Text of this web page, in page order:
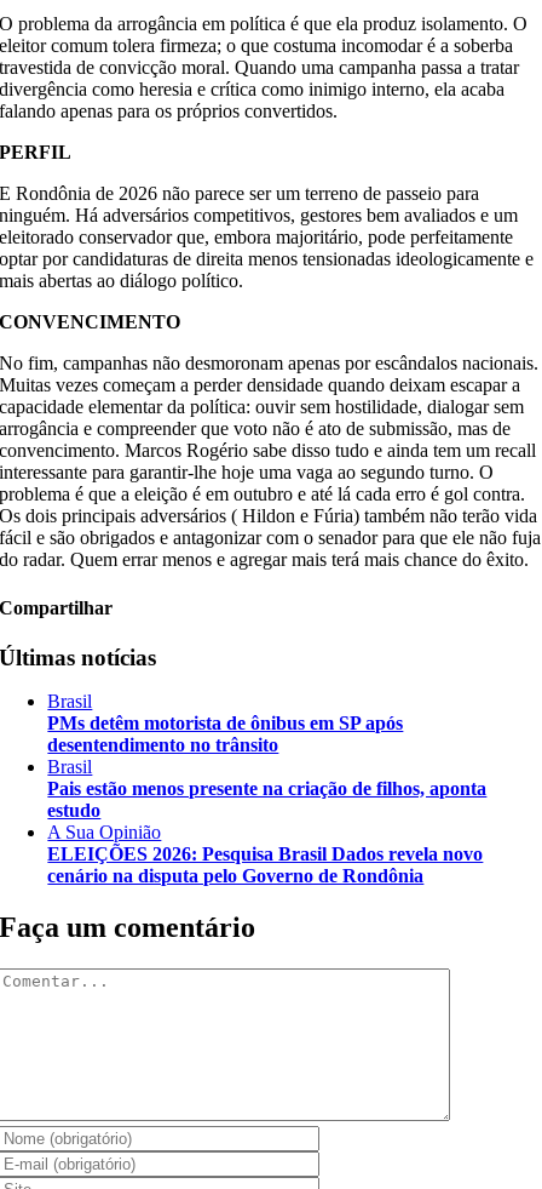
O problema da arrogância em política é que ela produz isolamento. O
eleitor comum tolera firmeza; o que costuma incomodar é a soberba
travestida de convicção moral. Quando uma campanha passa a tratar
divergência como heresia e crítica como inimigo interno, ela acaba
falando apenas para os próprios convertidos.
PERFIL
E Rondônia de 2026 não parece ser um terreno de passeio para
ninguém. Há adversários competitivos, gestores bem avaliados e um
eleitorado conservador que, embora majoritário, pode perfeitamente
optar por candidaturas de direita menos tensionadas ideologicamente e
mais abertas ao diálogo político.
CONVENCIMENTO
No fim, campanhas não desmoronam apenas por escândalos nacionais.
Muitas vezes começam a perder densidade quando deixam escapar a
capacidade elementar da política: ouvir sem hostilidade, dialogar sem
arrogância e compreender que voto não é ato de submissão, mas de
convencimento. Marcos Rogério sabe disso tudo e ainda tem um recall
interessante para garantir-lhe hoje uma vaga ao segundo turno. O
problema é que a eleição é em outubro e até lá cada erro é gol contra.
Os dois principais adversários ( Hildon e Fúria) também não terão vida
fácil e são obrigados e antagonizar com o senador para que ele não fuja
do radar. Quem errar menos e agregar mais terá mais chance do êxito.
Compartilhar
Últimas notícias
Brasil
PMs detêm motorista de ônibus em SP após
desentendimento no trânsito
Brasil
Pais estão menos presente na criação de filhos, aponta
estudo
A Sua Opinião
ELEIÇÕES 2026: Pesquisa Brasil Dados revela novo
cenário na disputa pelo Governo de Rondônia
Faça um comentário